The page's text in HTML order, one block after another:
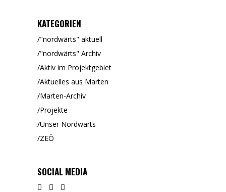
KATEGORIEN
"nordwärts" aktuell
"nordwärts" Archiv
Aktiv im Projektgebiet
Aktuelles aus Marten
Marten-Archiv
Projekte
Unser Nordwärts
ZEÖ
SOCIAL MEDIA